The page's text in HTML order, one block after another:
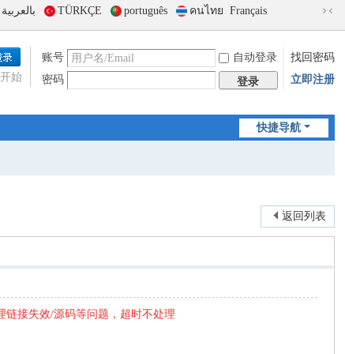
بالعربية TÜRKÇE português คนไทย Français
到
版
账号 自动登录
找回密码
密码
登录 立即注册
始
快捷导航
返回列表
链接失效/源码等问题，超时不处理